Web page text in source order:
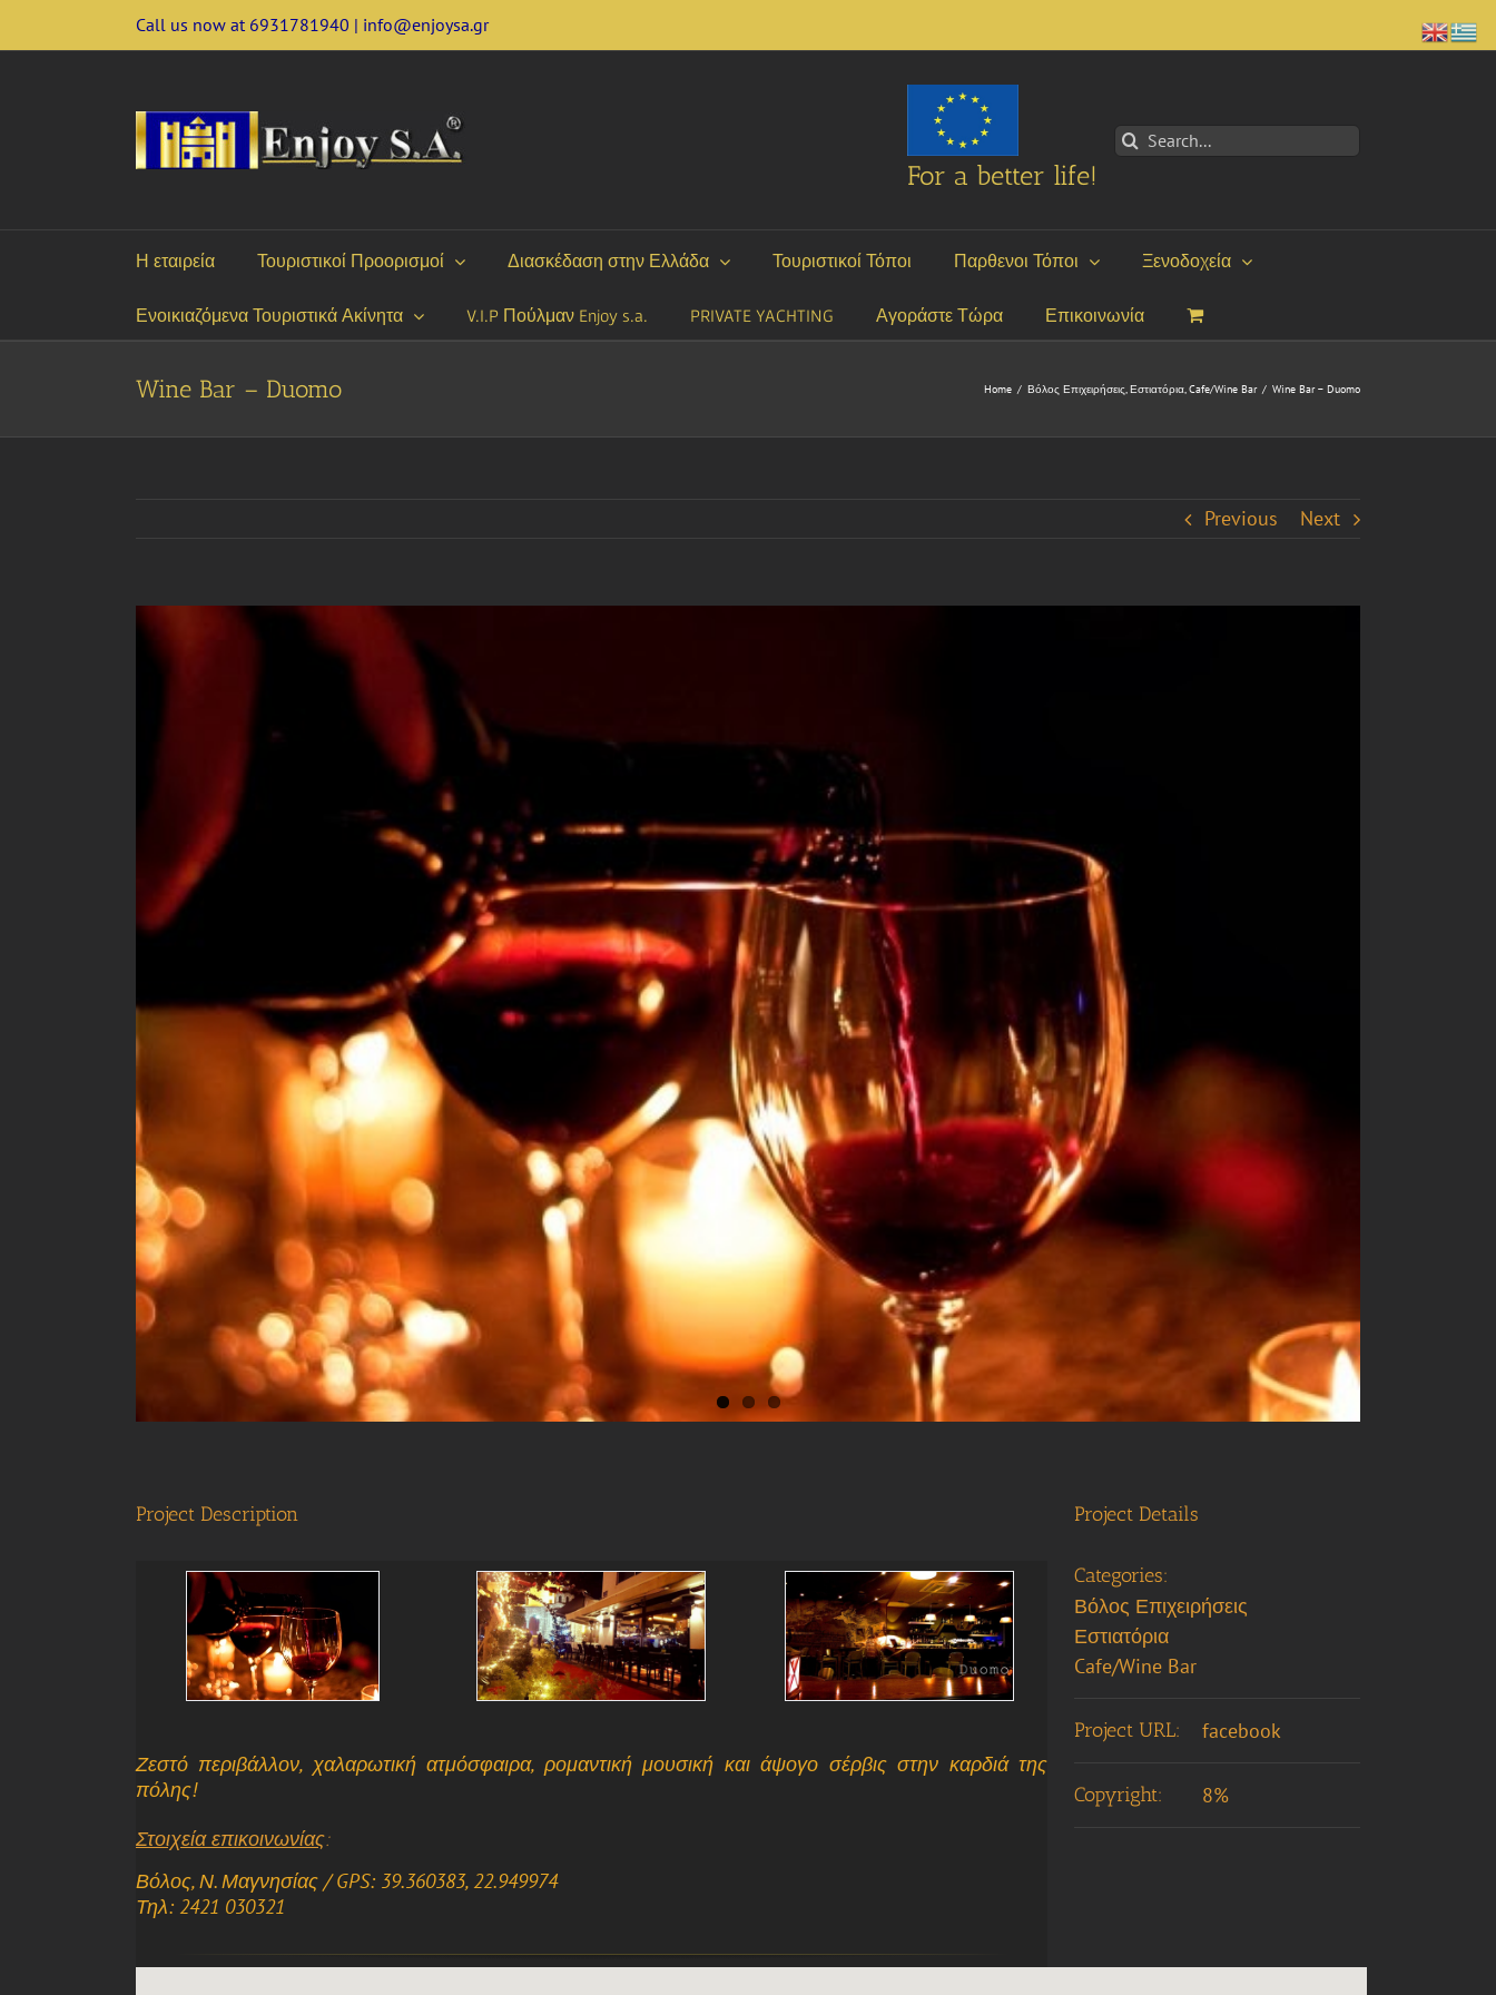
Call us now at 6931781940 | info@enjoysa.gr
For a better life!
Search
for:
Η εταιρεία Τουριστικοί Προορισμοί Διασκέδαση στην Ελλάδα Τουριστικοί Τόποι Παρθενοι Τόποι Ξενοδοχεία
Ενοικιαζόμενα Τουριστικά Ακίνητα V.I.P Πούλμαν Enjoy s.a. PRIVATE YACHTING Αγοράστε Τώρα Επικοινωνία
Wine Bar – Duomo Home / Βόλος Επιχειρήσεις,Εστιατόρια,Cafe/Wine Bar / Wine Bar – Duomo
Previous Next
View
Project Description
Ζεστό περιβάλλον, χαλαρωτικήατμόσφαιρα, ρομαντική μουσική και άψογο σέρβις στην καρδιά της
πόλης!
Στοιχεία επικοινωνίας:
Βόλος, Ν. Μαγνησίας / GPS: 39.360383, 22.949974
Τηλ: 2421 030321
Project Details
Categories:
Βόλος Επιχειρήσεις
Εστιατόρια
Cafe/Wine Bar
Project URL: facebook
Copyright: 8%